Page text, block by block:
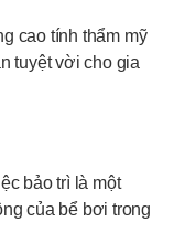
cao tính thẩm mỹ
tuyệt vời cho gia
bảo trì là một
của bể bơi trong